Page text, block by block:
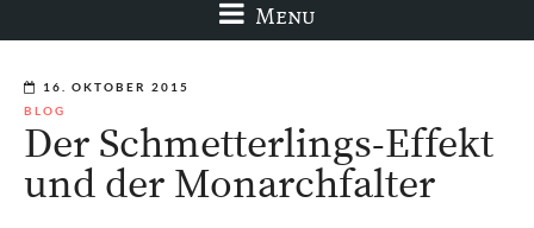
Menu
16. OKTOBER 2015
BLOG
Der Schmetterlings-Effekt
und der Monarchfalter